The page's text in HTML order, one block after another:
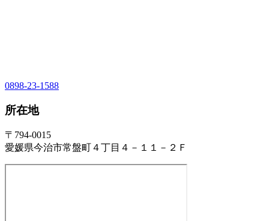
0898-23-1588
所在地
〒794-0015
愛媛県今治市常盤町４丁目４－１１－２Ｆ